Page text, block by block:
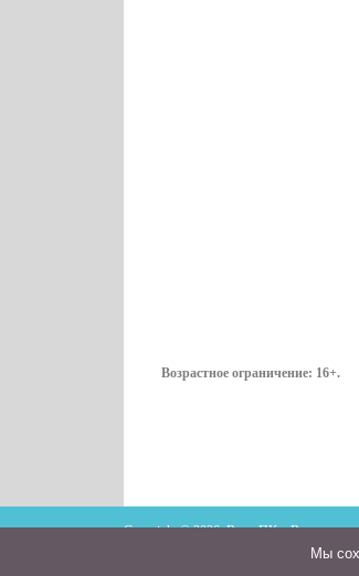
Возрастное ограничение: 16+.
Copyright © 2026. ВестиПК в Воронеже
Мы